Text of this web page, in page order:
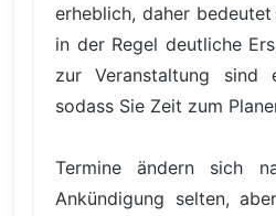
erheblich, daher
in der Regel deutliche
zur Veranstaltung sind
sodass Sie Zeit zum
Termine ändern sich
Ankündigung selten,